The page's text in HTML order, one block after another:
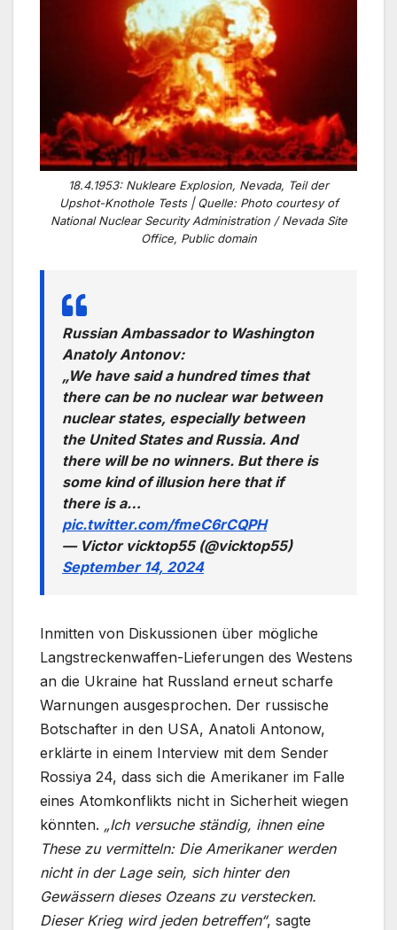
18.4.1953: Nukleare Explosion, Nevada, Teil der
Upshot-Knothole Tests | Quelle: Photo courtesy of
National Nuclear Security Administration / Nevada Site
Office, Public domain
Russian Ambassador to Washington
Anatoly Antonov:
„We have said a hundred times that
there can be no nuclear war between
nuclear states, especially between
the United States and Russia. And
there will be no winners. But there is
some kind of illusion here that if
there is a…
pic.twitter.com/fmeC6rCQPH
— Victor vicktop55 (@vicktop55)
September 14, 2024
Inmitten von Diskussionen über mögliche
Langstreckenwaffen-Lieferungen des Westens
an die Ukraine hat Russland erneut scharfe
Warnungen ausgesprochen. Der russische
Botschafter in den USA, Anatoli Antonow,
erklärte in einem Interview mit dem Sender
Rossiya 24, dass sich die Amerikaner im Falle
eines Atomkonflikts nicht in Sicherheit wiegen
könnten. „Ich versuche ständig, ihnen eine
These zu vermitteln: Die Amerikaner werden
nicht in der Lage sein, sich hinter den
Gewässern dieses Ozeans zu verstecken.
Dieser Krieg wird jeden betreffen“, sagte